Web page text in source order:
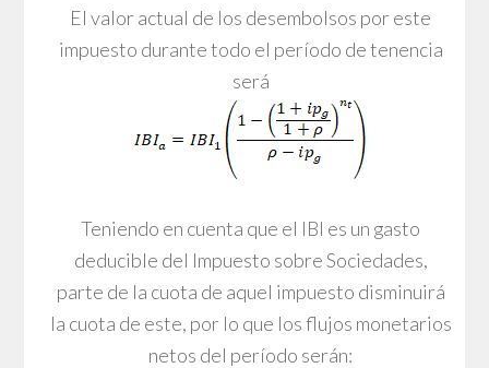
El valor actual de los desembolsos por este
impuesto durante todo el período de tenencia
será
Teniendo en cuenta que el IBI es un gasto
deducible del Impuesto sobre Sociedades,
parte de la cuota de aquel impuesto disminuirá
la cuota de este, por lo que los flujos monetarios
netos del período serán: